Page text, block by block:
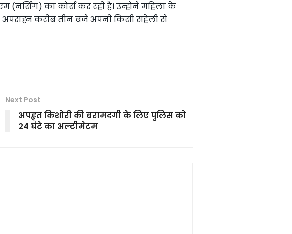
का कोर्स कर रही है। उन्होंने महिला के
अपराह्न करीब तीन बजे अपनी किसी सहेली से
Next Post
अपहृत किशोरी की बरामदगी के लिए पुलिस को
24 घंटे का अल्टीमेटम